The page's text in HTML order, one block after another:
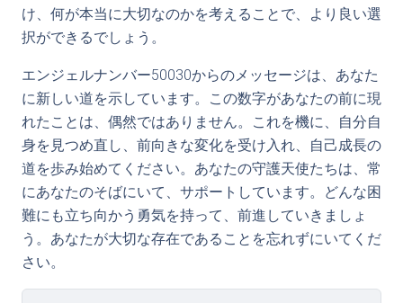
け、何が本当に大切なのかを考えることで、より良い選
択ができるでしょう。
エンジェルナンバー50030からのメッセージは、あなた
に新しい道を示しています。この数字があなたの前に現
れたことは、偶然ではありません。これを機に、自分自
身を見つめ直し、前向きな変化を受け入れ、自己成長の
道を歩み始めてください。あなたの守護天使たちは、常
にあなたのそばにいて、サポートしています。どんな困
難にも立ち向かう勇気を持って、前進していきましょ
う。あなたが大切な存在であることを忘れずにいてくだ
さい。